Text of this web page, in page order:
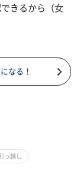
きるから（女
なる！
っ越し